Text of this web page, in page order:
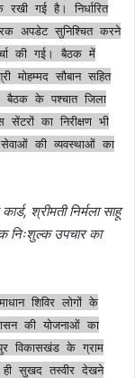
गई है। निर्धारित
अपडेट सुनिश्चित करने
की गई। बैठक में
सौबान सहित
बैठक के पश्चात जिला
सेंटरों का निरीक्षण भी
की व्यवस्थाओं का
श्रीमती निर्मला साहू
निःशुल्क उपचार का
शिविर लोगों के
की योजनाओं का
विकासखंड के ग्राम
ही सुखद तस्वीर देखने